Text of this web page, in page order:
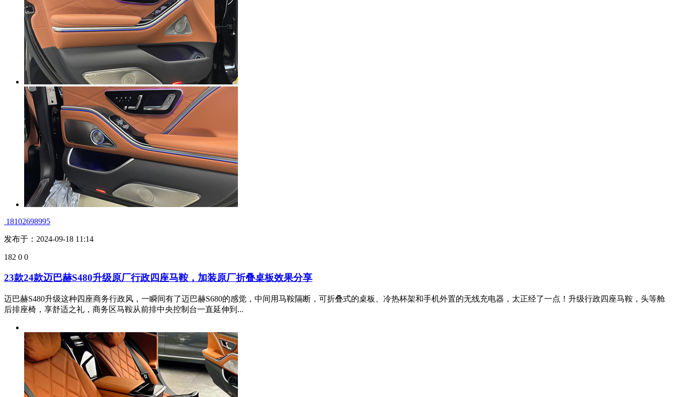
18102698995
发布于：2024-09-18 11:14
182 0 0
23款24款迈巴赫S480升级原厂行政四座马鞍，加装原厂折叠桌板效果分享
迈巴赫S480升级这种四座商务行政风，一瞬间有了迈巴赫S680的感觉，中间用马鞍隔断，可折叠式的桌板、冷热杯架和手机外置的无线充电器，太正经了一点！升级行政四座马鞍，头等舱
后排座椅，享舒适之礼，商务区马鞍从前排中央控制台一直延伸到...